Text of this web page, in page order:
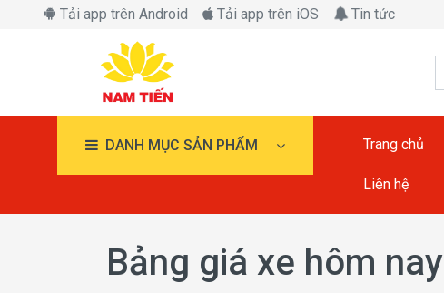
Tải app trên Android Tải app trên iOS Tin tức
DANH MỤC SẢN PHẨM Trang chủ
Liên hệ
Bảng giá xe hôm nay